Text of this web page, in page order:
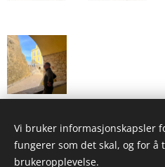
Vi bruker informasjonskapsler
fungerer som det skal, og for å
brukeropplevelse.